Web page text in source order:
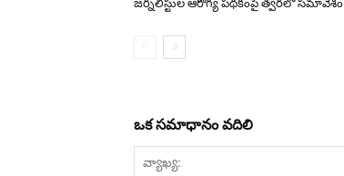
జర్నలిస్టుల ఆరోగ్య పథకంపై త్వరలో సమావేశం
ఒక సమాధానం వదిలి